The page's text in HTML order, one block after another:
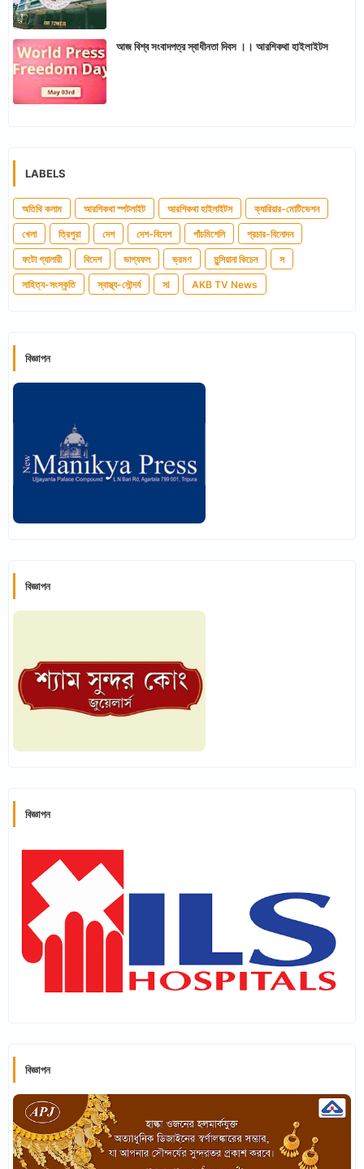
আজ বিশ্ব সংবাদপত্র স্বাধীনতা দিবস ।। আরশিকথা হাইলাইটস
LABELS
অতিথি কলাম আরশিকথা স্পটলাইট আরশিকথা হাইলাইটস ক্যারিয়ার-মোটিভেশন
খেলা ত্রিপুরা দেশ দেশ-বিদেশ পাঁচমিশেলি প্রচার-বিনোদন
ফটো গ্যালারী বিদেশ ভাগ্যফল ভ্রমণ মুন্সিয়ানা কিচেন স
সাহিত্য-সংস্কৃতি স্বাস্থ্য-সৌন্দর্য সl AKB TV News
বিজ্ঞাপন
বিজ্ঞাপন
বিজ্ঞাপন
বিজ্ঞাপন